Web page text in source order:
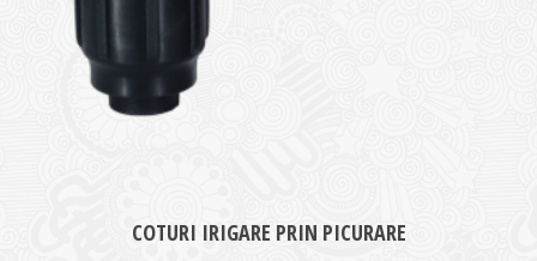
COTURI IRIGARE PRIN PICURARE